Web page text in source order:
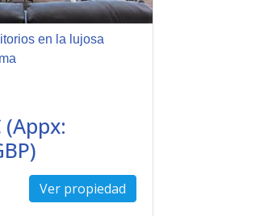
en la lujosa
(Appx:
Ver propiedad